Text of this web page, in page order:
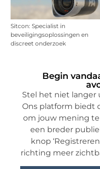
Sitcon: Specialist in
beveiligingsoplossingen en
discreet onderzoek
Begin
Stel het niet langer
Ons platform biedt
om jouw mening
een breder
knop
richting meer